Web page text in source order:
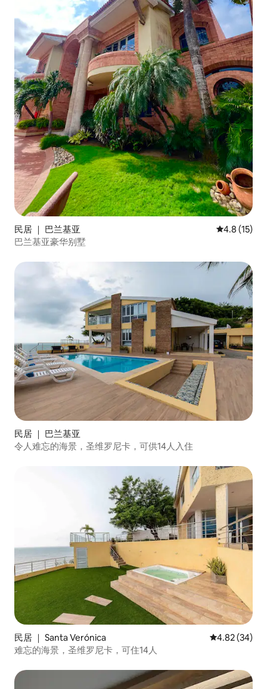
民居 ｜ 巴兰基亚 平均评分
4.8 (15)
巴兰基亚豪华别墅
民居 ｜ 巴兰基亚
令人难忘的海景，圣维罗尼卡，可供14人入住
民居 ｜ Santa Verónica 平均评分
4.82 (34)
难忘的海景，圣维罗尼卡，可住14人